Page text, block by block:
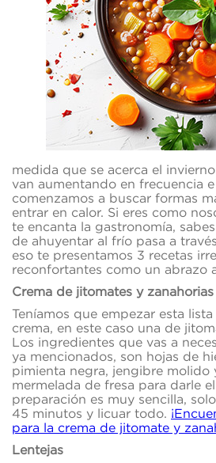
medida que se acerca el
van aumentando en frecuencia
comenzamos a buscar formas
entrar en calor. Si eres como
te encanta la gastronomía,
de ahuyentar al frío pasa a
eso te presentamos 3 recetas
reconfortantes como un abrazo
Crema de jitomates y zanahorias
Teníamos que empezar esta
crema, en este caso una de
Los ingredientes que vas a
ya mencionados, son hojas de
pimienta negra, jengibre molido
mermelada de fresa para darle
preparación es muy sencilla,
45 minutos y licuar todo.
para la crema de jitomate y
Lentejas